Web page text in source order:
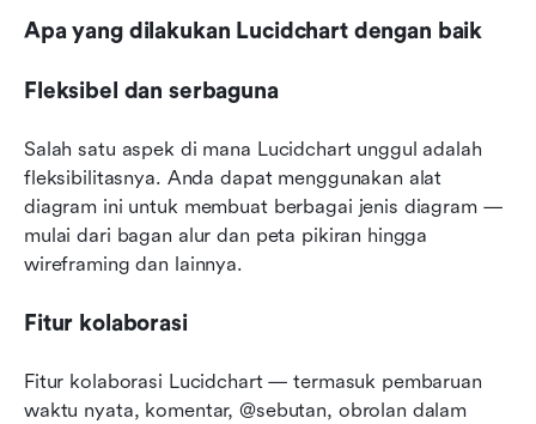
Apa yang dilakukan Lucidchart dengan baik
Fleksibel dan serbaguna
Salah satu aspek di mana Lucidchart unggul adalah
fleksibilitasnya. Anda dapat menggunakan alat
diagram ini untuk membuat berbagai jenis diagram —
mulai dari bagan alur dan peta pikiran hingga
wireframing dan lainnya.
Fitur kolaborasi
Fitur kolaborasi Lucidchart — termasuk pembaruan
waktu nyata, komentar, @sebutan, obrolan dalam